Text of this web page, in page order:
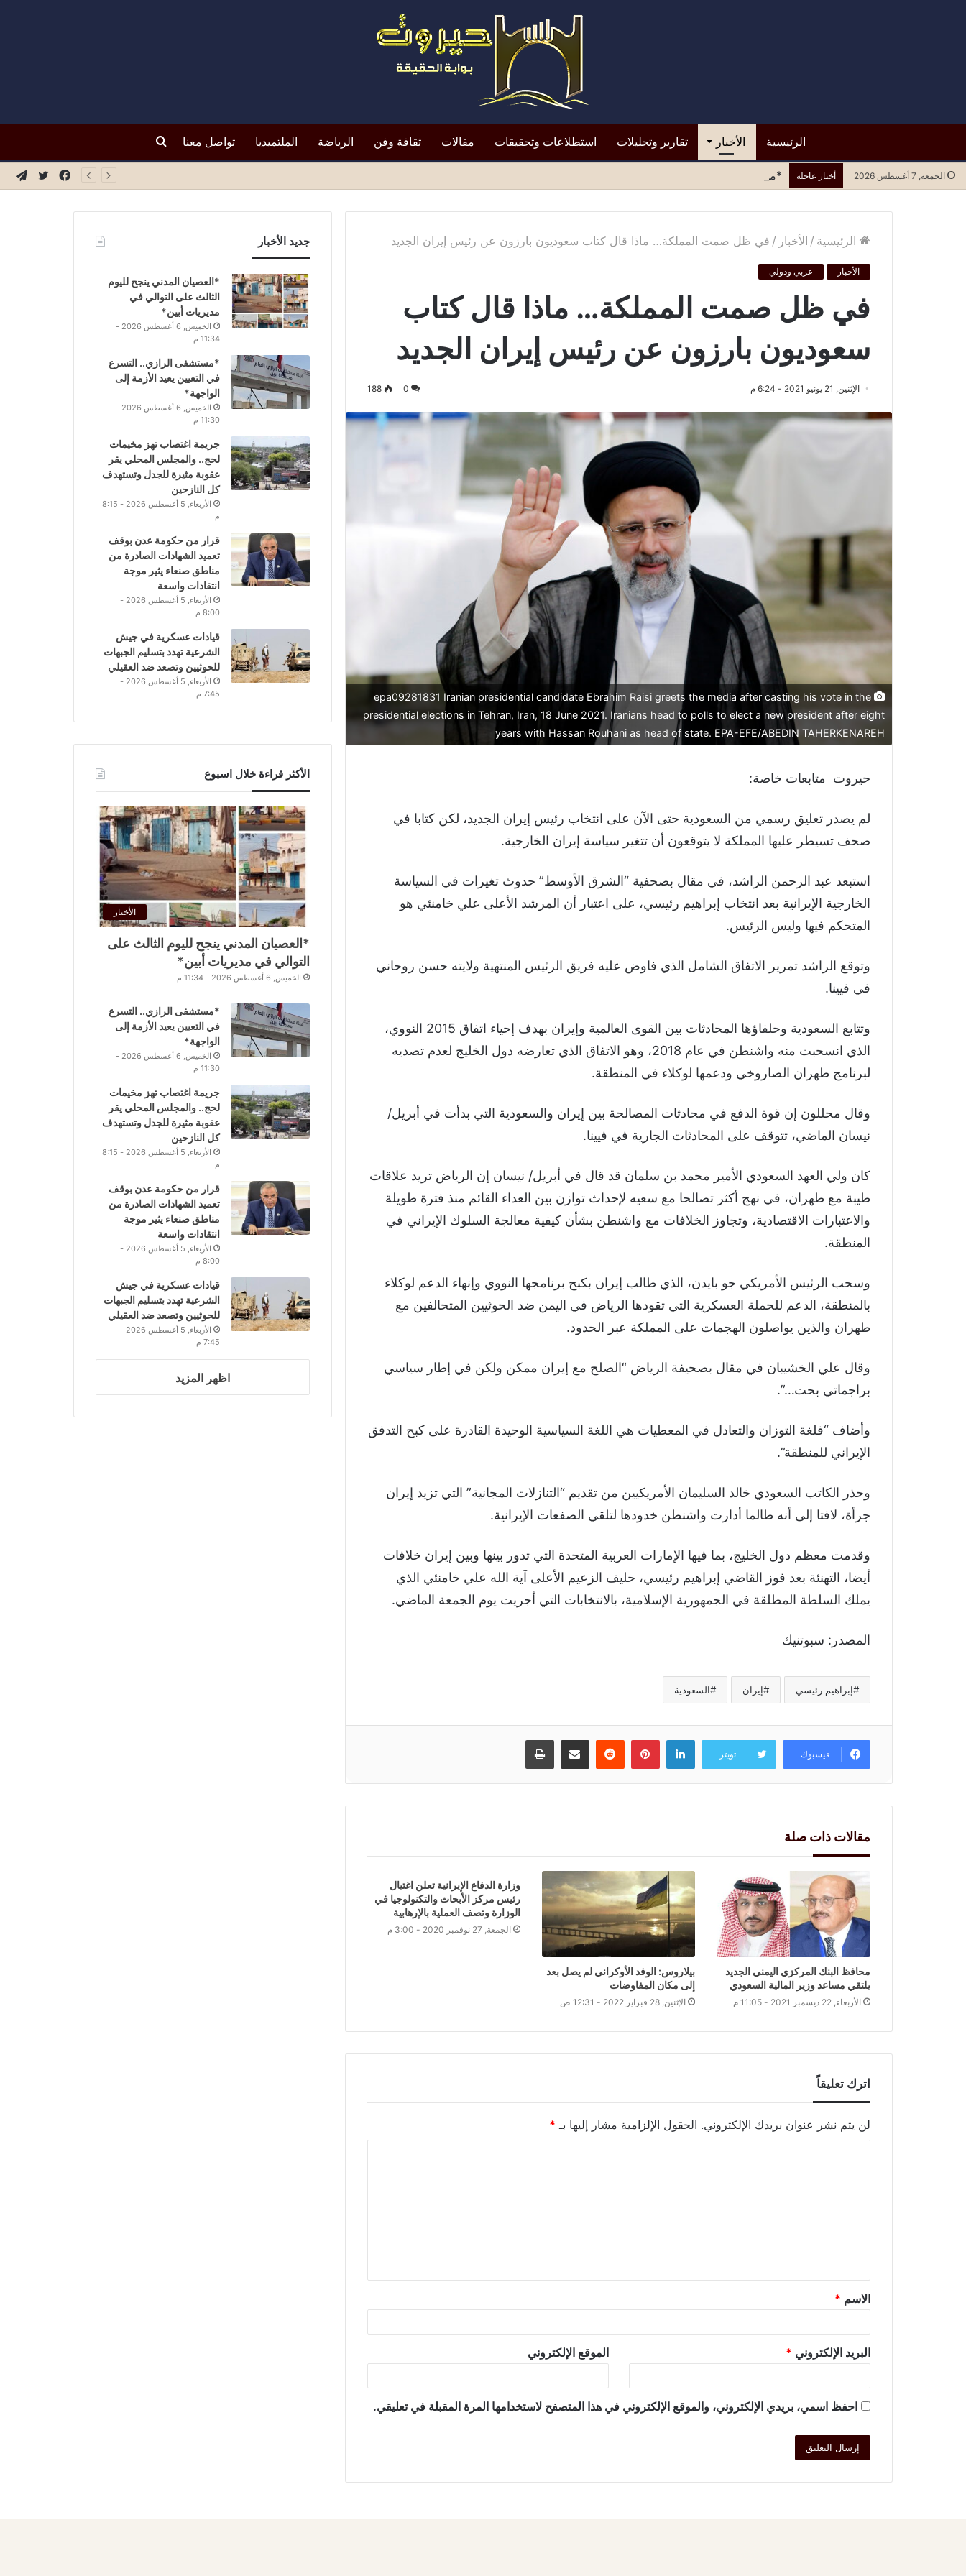
الرئيسية الأخبار تقارير وتحليلات استطلاعات وتحقيقات مقالات ثقافة وفن الرياضة الملتميديا تواصل معنا بحث
الجمعة, 7 أغسطس 2026 أخبار عاجلة *مستشفى الرازي.. التسرع في التعيين يعيد الأزمة إلى الواجهة* تويتر
فيسبوك
الرئيسية / الأخبار / في ظل صمت المملكة… ماذا قال كتاب سعوديون بارزون عن رئيس إيران الجديد
الأخبار عربي ودولي
في ظل صمت المملكة… ماذا قال كتاب
سعوديون بارزون عن رئيس إيران الجديد
الإثنين, 21 يونيو 2021 - 6:24 م 0
188
epa09281831 Iranian presidential candidate Ebrahim Raisi greets the media after casting his vote in the
presidential elections in Tehran, Iran, 18 June 2021. Iranians head to polls to elect a new president after eight
years with Hassan Rouhani as head of state. EPA-EFE/ABEDIN TAHERKENAREH
حيروت متابعات خاصة:
لم يصدر تعليق رسمي من السعودية حتى الآن على انتخاب رئيس إيران الجديد، لكن كتابا في
صحف تسيطر عليها المملكة لا يتوقعون أن تتغير سياسة إيران الخارجية.
استبعد عبد الرحمن الراشد، في مقال بصحفية “الشرق الأوسط” حدوث تغيرات في السياسة
الخارجية الإيرانية بعد انتخاب إبراهيم رئيسي، على اعتبار أن المرشد الأعلى علي خامنئي هو
المتحكم فيها وليس الرئيس.
وتوقع الراشد تمرير الاتفاق الشامل الذي فاوض عليه فريق الرئيس المنتهية ولايته حسن روحاني
في فيينا.
وتتابع السعودية وحلفاؤها المحادثات بين القوى العالمية وإيران بهدف إحياء اتفاق 2015 النووي،
الذي انسحبت منه واشنطن في عام 2018، وهو الاتفاق الذي تعارضه دول الخليج لعدم تصديه
لبرنامج طهران الصاروخي ودعمها لوكلاء في المنطقة.
وقال محللون إن قوة الدفع في محادثات المصالحة بين إيران والسعودية التي بدأت في أبريل/
نيسان الماضي، تتوقف على المحادثات الجارية في فيينا.
كان ولي العهد السعودي الأمير محمد بن سلمان قد قال في أبريل/ نيسان إن الرياض تريد علاقات
طيبة مع طهران، في نهج أكثر تصالحا مع سعيه لإحداث توازن بين العداء القائم منذ فترة طويلة
والاعتبارات الاقتصادية، وتجاوز الخلافات مع واشنطن بشأن كيفية معالجة السلوك الإيراني في
المنطقة.
وسحب الرئيس الأمريكي جو بايدن، الذي طالب إيران بكبح برنامجها النووي وإنهاء الدعم لوكلاء
بالمنطقة، الدعم للحملة العسكرية التي تقودها الرياض في اليمن ضد الحوثيين المتحالفين مع
طهران والذين يواصلون الهجمات على المملكة عبر الحدود.
وقال علي الخشيبان في مقال بصحيفة الرياض “الصلح مع إيران ممكن ولكن في إطار سياسي
براجماتي بحت…”.
وأضاف “فلغة التوزان والتعادل في المعطيات هي اللغة السياسية الوحيدة القادرة على كبح التدفق
الإيراني للمنطقة”.
وحذر الكاتب السعودي خالد السليمان الأمريكيين من تقديم “التنازلات المجانية” التي تزيد إيران
جرأة، لافتا إلى أنه طالما أدارت واشنطن خدودها لتلقي الصفعات الإيرانية.
وقدمت معظم دول الخليج، بما فيها الإمارات العربية المتحدة التي تدور بينها وبين إيران خلافات
أيضا، التهنئة بعد فوز القاضي إبراهيم رئيسي، حليف الزعيم الأعلى آية الله علي خامنئي الذي
يملك السلطة المطلقة في الجمهورية الإسلامية، بالانتخابات التي أجريت يوم الجمعة الماضي.
المصدر: سبوتنيك
إبراهيم رئيسي إيران السعودية
فيسبوك تويتر
لينكدإنبينتيريست
‏Reddit مشاركة عبر البريد طباعة
مقالات ذات صلة
محافظ البنك المركزي اليمني الجديد
يلتقي مساعد وزير المالية السعودي
الأربعاء, 22 ديسمبر 2021 - 11:05 م
بيلاروس: الوفد الأوكراني لم يصل بعد
إلى مكان المفاوضات
الإثنين, 28 فبراير 2022 - 12:31 ص
وزارة الدفاع الإيرانية تعلن اغتيال
رئيس مركز الأبحاث والتكنولوجيا في
الوزارة وتصف العملية بالإرهابية
الجمعة, 27 نوفمبر 2020 - 3:00 م
اترك تعليقاً
لن يتم نشر عنوان بريدك الإلكتروني. الحقول الإلزامية مشار إليها بـ *
الاسم *
البريد الإلكتروني * الموقع الإلكتروني
احفظ اسمي، بريدي الإلكتروني، والموقع الإلكتروني في هذا المتصفح لاستخدامها المرة المقبلة في تعليقي.
جديد الأخبار
*العصيان المدني ينجح لليوم
الثالث على التوالي في
مديريات أبين*
الخميس, 6 أغسطس 2026 -
11:34 م
*مستشفى الرازي.. التسرع
في التعيين يعيد الأزمة إلى
الواجهة*
الخميس, 6 أغسطس 2026 -
11:30 م
جريمة اغتصاب تهز مخيمات
لحج.. والمجلس المحلي يقر
عقوبة مثيرة للجدل وتستهدف
كل النازحين
الأربعاء, 5 أغسطس 2026 - 8:15
م
قرار من حكومة عدن بوقف
تعميد الشهادات الصادرة من
مناطق صنعاء يثير موجة
انتقادات واسعة
الأربعاء, 5 أغسطس 2026 -
8:00 م
قيادات عسكرية في جيش
الشرعية تهدد بتسليم الجبهات
للحوثيين وتصعد ضد العقيلي
الأربعاء, 5 أغسطس 2026 -
7:45 م
الأكثر قراءة خلال اسبوع
الأخبار
*العصيان المدني ينجح لليوم الثالث على
التوالي في مديريات أبين*
الخميس, 6 أغسطس 2026 - 11:34 م
*مستشفى الرازي.. التسرع
في التعيين يعيد الأزمة إلى
الواجهة*
الخميس, 6 أغسطس 2026 -
11:30 م
جريمة اغتصاب تهز مخيمات
لحج.. والمجلس المحلي يقر
عقوبة مثيرة للجدل وتستهدف
كل النازحين
الأربعاء, 5 أغسطس 2026 - 8:15
م
قرار من حكومة عدن بوقف
تعميد الشهادات الصادرة من
مناطق صنعاء يثير موجة
انتقادات واسعة
الأربعاء, 5 أغسطس 2026 -
8:00 م
قيادات عسكرية في جيش
الشرعية تهدد بتسليم الجبهات
للحوثيين وتصعد ضد العقيلي
الأربعاء, 5 أغسطس 2026 -
7:45 م
اظهر المزيد